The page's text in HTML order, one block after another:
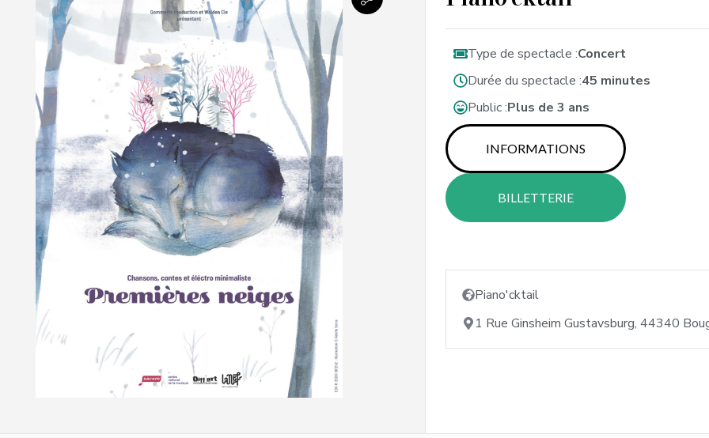
Type de spectacle :Concert
Durée du spectacle :45 minutes
Public :Plus de 3 ans
INFORMATIONS
BILLETTERIE
Piano'cktail
1 Rue Ginsheim Gustavsburg, 44340